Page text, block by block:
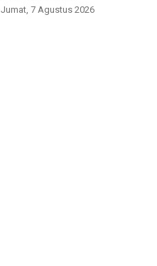
Jumat, 7 Agustus 2026